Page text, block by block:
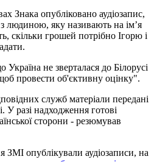
Знака опубліковано аудіозапис,
з людиною, яку називають на ім’я
скільки грошей потрібно Ігорю і
не зверталася до Білорусі
провести об'єктивну оцінку".
служб матеріали передані
У разі надходження готові
сторони - резюмував
ЗМІ опублікували аудіозаписи, на